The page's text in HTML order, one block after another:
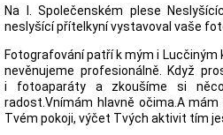
Na I. Společenském plese
neslyšící přítelkyní vystavoval vaše
Fotografování patří k mým i Lucčiným
nevěnujeme profesionálně. Když
i fotoaparáty a zkoušíme si
radost.Vnímám hlavně očima.A
Tvém pokoji, výčet Tvých aktivit tím